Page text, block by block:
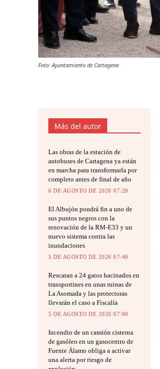
Foto: Ayuntamiento de Cartagena
Más del autor
Las obras de la estación de
autobuses de Cartagena ya están
en marcha para transformarla por
completo antes de final de año
6 DE AGOSTO DE 2026 07:20
El Albujón pondrá fin a uno de
sus puntos negros con la
renovación de la RM-E33 y un
nuevo sistema contra las
inundaciones
5 DE AGOSTO DE 2026 07:40
Rescatan a 24 gatos hacinados en
transportines en unas ruinas de
La Asomada y las protectoras
llevarán el caso a Fiscalía
5 DE AGOSTO DE 2026 07:00
Incendio de un camión cisterna
de gasóleo en un gasocentro de
Fuente Álamo obliga a activar
una alerta por riesgo de